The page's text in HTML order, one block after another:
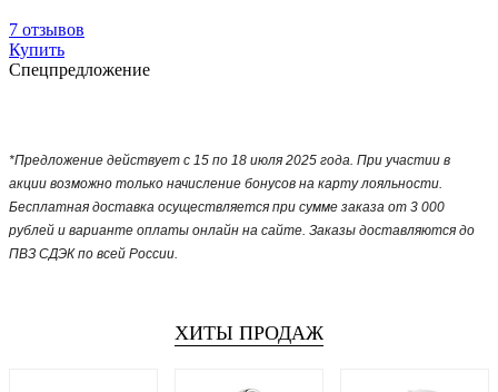
7 отзывов
Купить
Спецпредложение
*Предложение действует с 15 по 18 июля 2025 года. При участии в
акции возможно только начисление бонусов на карту лояльности.
Бесплатная доставка осуществляется при сумме заказа от 3 000
рублей и варианте оплаты онлайн на сайте. Заказы доставляются до
ПВЗ СДЭК по всей России.
ХИТЫ ПРОДАЖ